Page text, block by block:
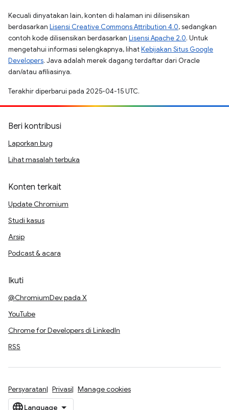
Kecuali dinyatakan lain, konten di halaman ini dilisensikan
berdasarkan Lisensi Creative Commons Attribution 4.0, sedangkan
contoh kode dilisensikan berdasarkan Lisensi Apache 2.0. Untuk
mengetahui informasi selengkapnya, lihatKebijakan Situs Google
Developers. Java adalah merek dagang terdaftar dari Oracle
dan/atau afiliasinya.
Terakhir diperbarui pada 2025-04-15 UTC.
Beri kontribusi
Laporkan bug
Lihat masalah terbuka
Konten terkait
Update Chromium
Studi kasus
Arsip
Podcast & acara
Ikuti
@ChromiumDev pada X
YouTube
Chrome for Developers di LinkedIn
RSS
Persyaratan Privasi Manage cookies